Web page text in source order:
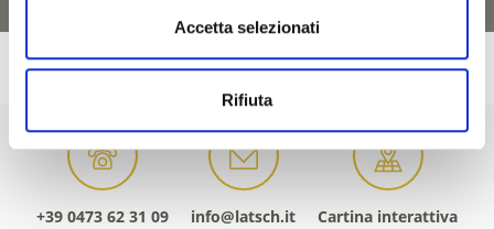
Accetta selezionati
Rifiuta
+39 0473 62 31 09 info@latsch.it Cartina interattiva